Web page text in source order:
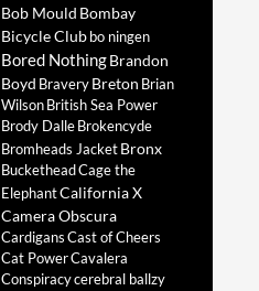
Bob Mould Bombay
Bicycle Clubbo ningen
Bored NothingBrandon
Boyd BraveryBreton Brian
WilsonBritish Sea Power
Brody DalleBrokencyde
Bromheads JacketBronx
BucketheadCage the
ElephantCalifornia X
Camera Obscura
CardigansCast of Cheers
Cat PowerCavalera
Conspiracycerebral ballzy